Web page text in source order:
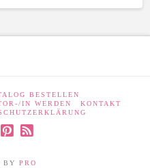
BESTELLEN
IN WERDEN
KONTAKT
BY PRO